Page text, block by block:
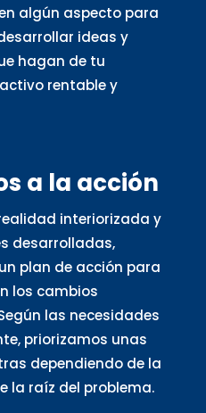
algún aspecto para
ideas y
hagan de tu
rentable y
a la acción
interiorizada y
desarrolladas,
plan de acción para
los cambios
las necesidades
priorizamos unas
dependiendo de la
la raíz del problema.